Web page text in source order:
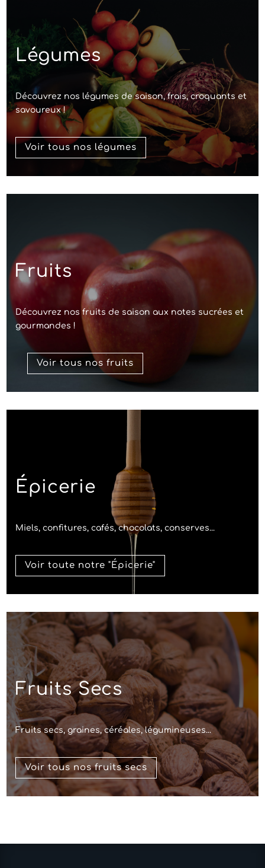
Légumes
Découvrez nos légumes de saison, frais, croquants et
savoureux !
Voir tous nos légumes
Fruits
Découvrez nos fruits de saison aux notes sucrées et
gourmandes !
Voir tous nos fruits
Épicerie
Miels, confitures, cafés, chocolats, conserves...
Voir toute notre "Épicerie"
Fruits Secs
Fruits secs, graines, céréales, légumineuses...
Voir tous nos fruits secs